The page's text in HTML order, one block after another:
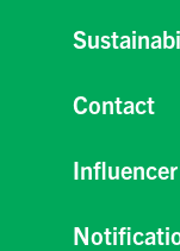
Contact